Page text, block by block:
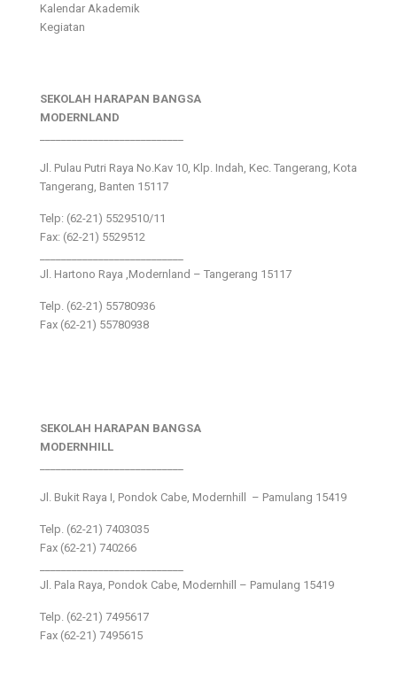
Kalendar Akademik
Kegiatan
SEKOLAH HARAPAN BANGSA
MODERNLAND
Jl. Pulau Putri Raya No.Kav 10, Klp. Indah, Kec. Tangerang, Kota
Tangerang, Banten 15117
Telp: (62-21) 5529510/11
Fax: (62-21) 5529512
Jl. Hartono Raya ,Modernland – Tangerang 15117
Telp. (62-21) 55780936
Fax (62-21) 55780938
SEKOLAH HARAPAN BANGSA
MODERNHILL
Jl. Bukit Raya I, Pondok Cabe, Modernhill – Pamulang 15419
Telp. (62-21) 7403035
Fax (62-21) 740266
Jl. Pala Raya, Pondok Cabe, Modernhill – Pamulang 15419
Telp. (62-21) 7495617
Fax (62-21) 7495615